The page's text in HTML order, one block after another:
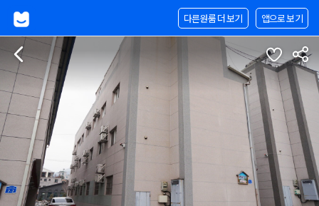
앱으로 보기
다른원룸 더 보기